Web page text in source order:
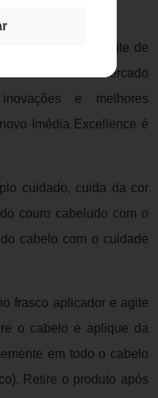
permanente de
de 60 anos no mercado
e melhores
Imédia Excellence é
cuidado, cuida da cor
couro cabeludo com o
cabelo com o cuidade
frasco aplicador e agite
o cabelo e aplique da
em todo o cabelo
Retire o produto após